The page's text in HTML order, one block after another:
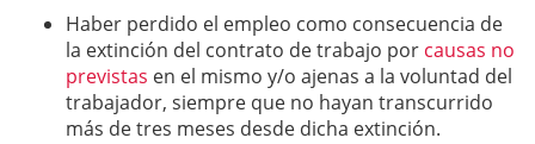
Haber perdido el empleo como consecuencia de
la extinción del contrato de trabajo por causas no
previstas en el mismo y/o ajenas a la voluntad del
trabajador, siempre que no hayan transcurrido
más de tres meses desde dicha extinción.